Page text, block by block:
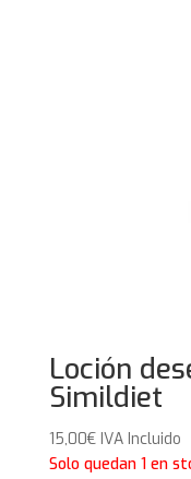
Loción
Simildiet
15,00€ IVA Incluido
Solo quedan 1 en